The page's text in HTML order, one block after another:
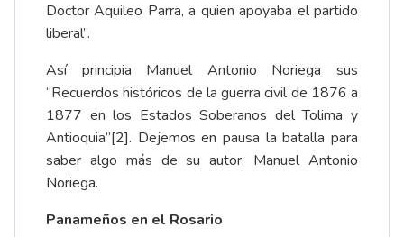
Doctor Aquileo Parra, a quien apoyaba el partido
liberal”.
Así principia Manuel Antonio Noriega sus
“Recuerdos históricos de la guerra civil de 1876 a
1877 en los Estados Soberanos del Tolima y
Antioquia”[2]. Dejemos en pausa la batalla para
saber algo más de su autor, Manuel Antonio
Noriega.
Panameños en el Rosario